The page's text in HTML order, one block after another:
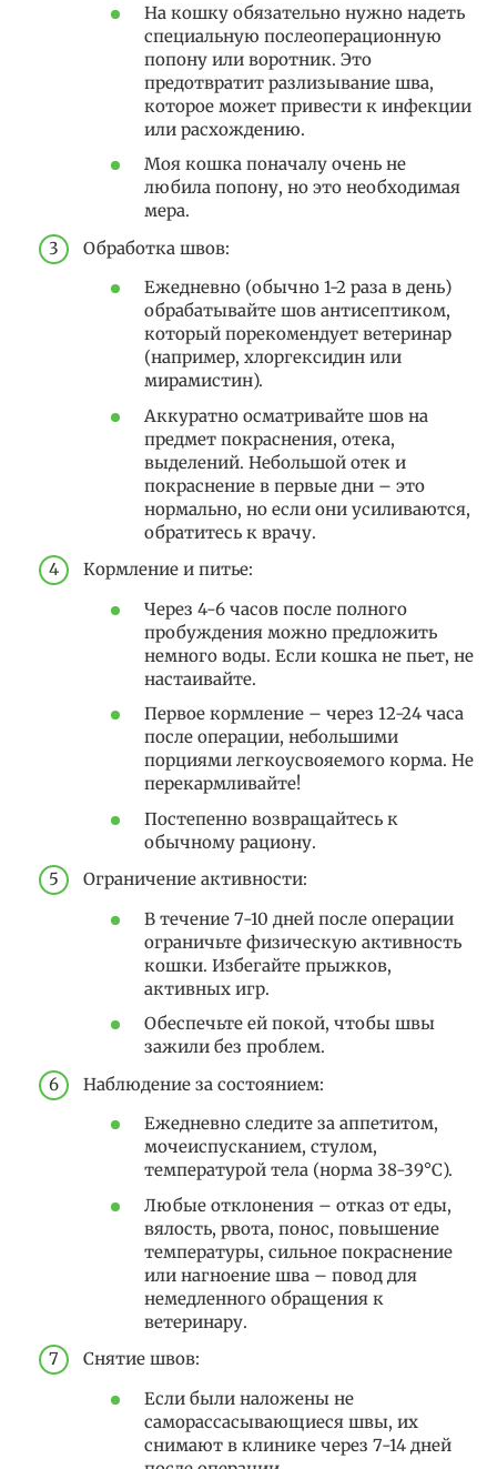
На кошку обязательно нужно надеть
специальную послеоперационную
попону или воротник. Это
предотвратит разлизывание шва,
которое может привести к инфекции
или расхождению.
Моя кошка поначалу очень не
любила попону, но это необходимая
мера.
Обработка швов:
Ежедневно (обычно 1-2 раза в день)
обрабатывайте шов антисептиком,
который порекомендует ветеринар
(например, хлоргексидин или
мирамистин).
Аккуратно осматривайте шов на
предмет покраснения, отека,
выделений. Небольшой отек и
покраснение в первые дни – это
нормально, но если они усиливаются,
обратитесь к врачу.
Кормление и питье:
Через 4-6 часов после полного
пробуждения можно предложить
немного воды. Если кошка не пьет, не
настаивайте.
Первое кормление – через 12-24 часа
после операции, небольшими
порциями легкоусвояемого корма. Не
перекармливайте!
Постепенно возвращайтесь к
обычному рациону.
Ограничение активности:
В течение 7-10 дней после операции
ограничьте физическую активность
кошки. Избегайте прыжков,
активных игр.
Обеспечьте ей покой, чтобы швы
зажили без проблем.
Наблюдение за состоянием:
Ежедневно следите за аппетитом,
мочеиспусканием, стулом,
температурой тела (норма 38-39°C).
Любые отклонения – отказ от еды,
вялость, рвота, понос, повышение
температуры, сильное покраснение
или нагноение шва – повод для
немедленного обращения к
ветеринару.
Снятие швов:
Если были наложены не
саморассасывающиеся швы, их
снимают в клинике через 7-14 дней